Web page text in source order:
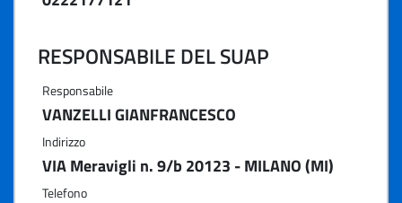
RESPONSABILE DEL SUAP
Responsabile
VANZELLI GIANFRANCESCO
Indirizzo
VIA Meravigli n. 9/b 20123 - MILANO (MI)
Telefono